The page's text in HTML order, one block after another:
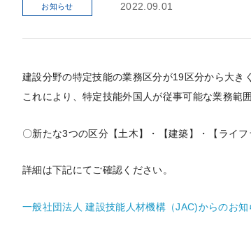
お知らせ 2022.09.01
建設分野の特定技能の業務区分が19区分から大き
これにより、特定技能外国人が従事可能な業務範
〇新たな3つの区分【土木】・【建築】・【ライフ
詳細は下記にてご確認ください。
一般社団法人 建設技能人材機構（JAC)からのお知